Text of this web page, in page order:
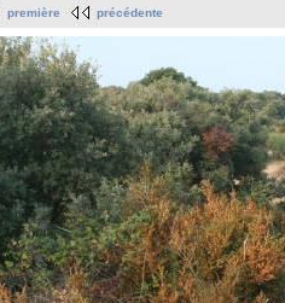
première précédente